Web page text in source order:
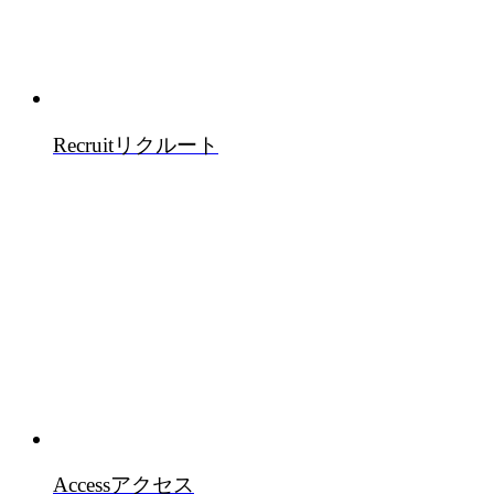
Recruitリクルート
Accessアクセス